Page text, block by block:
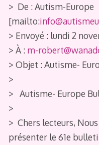
> De : Autism-Europe
[mailto:
> Envoyé : lundi 2
> À : m-
> Objet : Autisme-
>
> Autisme- Europe
>
> Chers lecteurs,
présenter le 61e